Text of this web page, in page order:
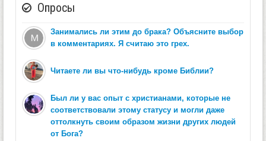
Опросы
Занимались ли этим до брака? Объясните выбор
в комментариях. Я считаю это грех.
Читаете ли вы что-нибудь кроме Библии?
Был ли у вас опыт с христианами, которые не
соответствовали этому статусу и могли даже
оттолкнуть своим образом жизни других людей
от Бога?